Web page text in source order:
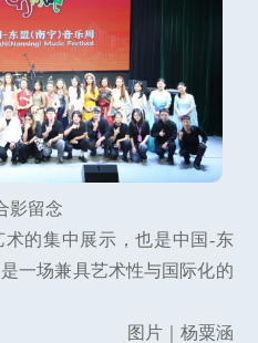
影留念
的集中展示，也是中国-东
一场兼具艺术性与国际化的
图片｜杨粟涵